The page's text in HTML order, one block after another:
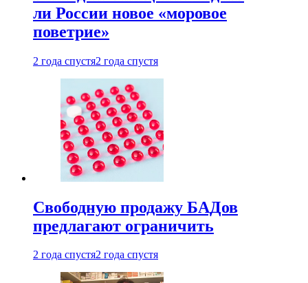
ли России новое «моровое
поветрие»
2 года спустя2 года спустя
Свободную продажу БАДов
предлагают ограничить
2 года спустя2 года спустя